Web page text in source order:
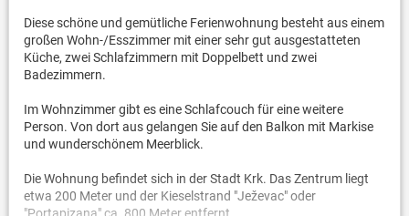
Diese schöne und gemütliche Ferienwohnung besteht aus einem
großen Wohn-/Esszimmer mit einer sehr gut ausgestatteten
Küche, zwei Schlafzimmern mit Doppelbett und zwei
Badezimmern.
Im Wohnzimmer gibt es eine Schlafcouch für eine weitere
Person. Von dort aus gelangen Sie auf den Balkon mit Markise
und wunderschönem Meerblick.
Die Wohnung befindet sich in der Stadt Krk. Das Zentrum liegt
etwa 200 Meter und der Kieselstrand "Ježevac" oder